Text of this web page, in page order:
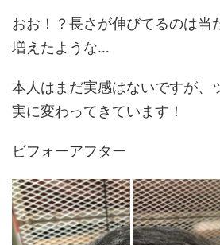
おお！？長さが伸びてるのは当
増えたような…
本人はまだ実感はないですが、
実に変わってきています！
ビフォーアフター